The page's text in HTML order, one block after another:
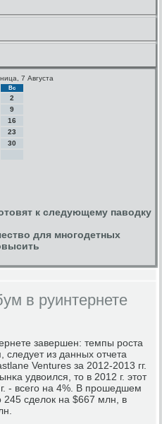
7 Августа
Вс
2
9
16
23
30
к следующему паводку
для многодетных
в руинтернете
завершен: темпы рοста
из данных отчета
Ventures за 2012-2013 гг.
удвоился, то в 2012 г. этот
- всегο на 4%. В прοшедшем
245 сделок на $667 млн, в